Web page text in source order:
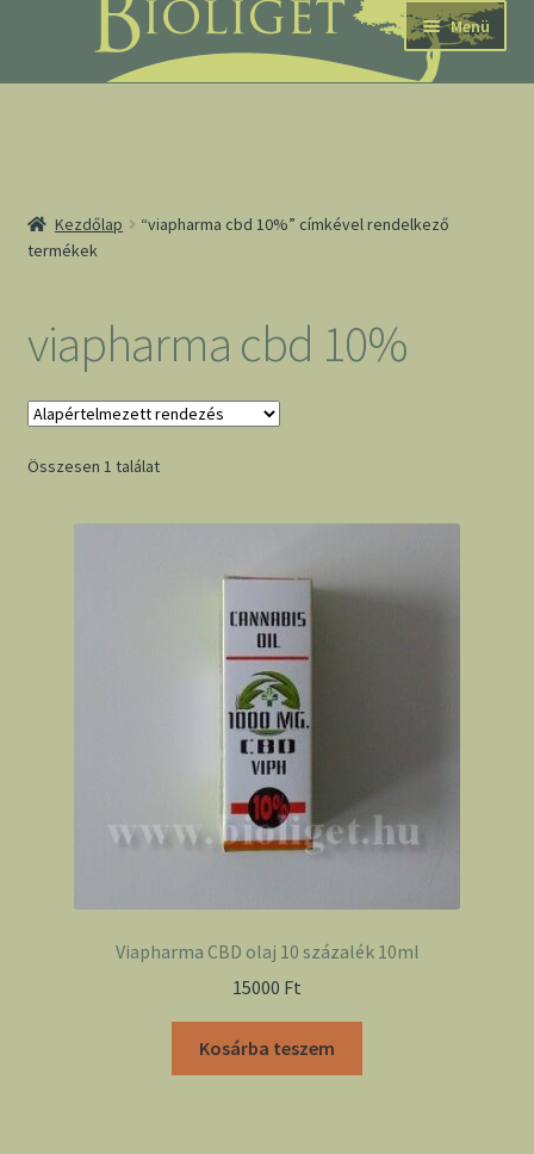
navigációhoz
tartalomba
Menü
Kezdőlap
“viapharma cbd 10%” címkével rendelkező
termékek
viapharma cbd 10%
Összesen 1 találat
Viapharma CBD olaj 10 százalék 10ml
15000 Ft
Kosárba teszem